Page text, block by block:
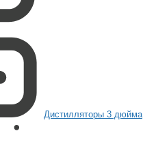
Дистилляторы 3 дюйма